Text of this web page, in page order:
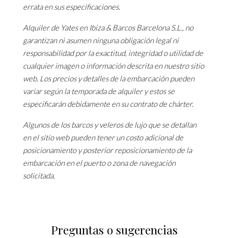
errata en sus especificaciones.
Alquiler de Yates en Ibiza & Barcos Barcelona S.L., no
garantizan ni asumen ninguna obligación legal ni
responsabilidad por la exactitud, integridad o utilidad de
cualquier imagen o información descrita en nuestro sitio
web. Los precios y detalles de la embarcación pueden
variar según la temporada de alquiler y estos se
especificarán debidamente en su contrato de chárter.
Algunos de los barcos y veleros de lujo que se detallan
en el sitio web pueden tener un costo adicional de
posicionamiento y posterior reposicionamiento de la
embarcación en el puerto o zona de navegación
solicitada.
Preguntas o sugerencias